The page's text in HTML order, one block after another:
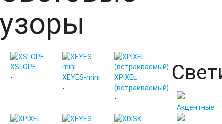
узоры
XSLOPE
• XEYES-mini
•
XPIXEL
(встраиваемый)
•
Акцентные